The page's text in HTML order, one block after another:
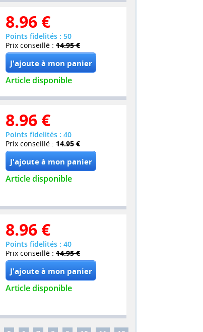
8.96 €
Points fidelités : 50
Prix conseillé : 14.95 €
Article disponible
8.96 €
Points fidelités : 40
Prix conseillé : 14.95 €
Article disponible
8.96 €
Points fidelités : 40
Prix conseillé : 14.95 €
Article disponible